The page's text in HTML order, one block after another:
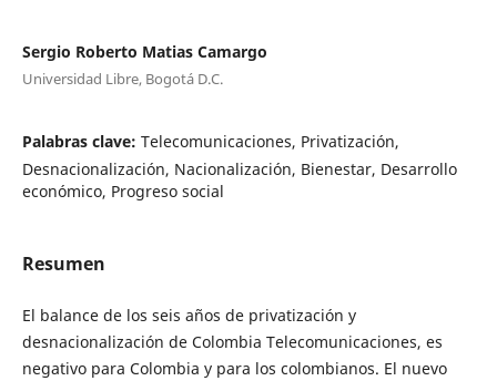
Sergio Roberto Matias Camargo
Universidad Libre, Bogotá D.C.
Palabras clave: Telecomunicaciones, Privatización,
Desnacionalización, Nacionalización, Bienestar, Desarrollo
económico, Progreso social
Resumen
El balance de los seis años de privatización y
desnacionalización de Colombia Telecomunicaciones, es
negativo para Colombia y para los colombianos. El nuevo